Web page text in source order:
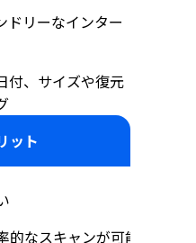
ドリーなインター
付、サイズや復元
ット
なスキャンが可能